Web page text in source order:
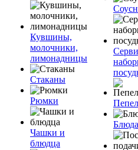
Кувшины,
молочники,
лимонадницы
Стаканы
Рюмки
Чашки и
блюдца
Блюда